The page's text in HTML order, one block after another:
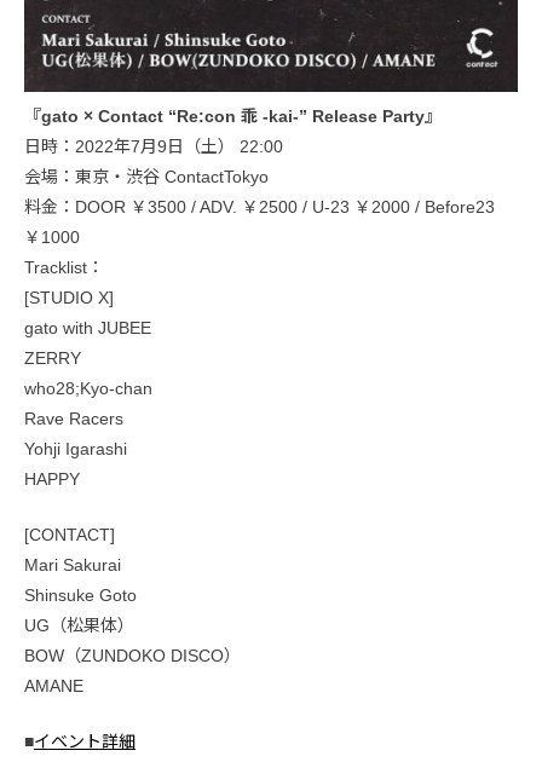
『gato × Contact “Re:con 乖 -kai-” Release Party』
日時：2022年7月9日（土） 22:00
会場：東京・渋谷 ContactTokyo
料金：DOOR ￥3500 / ADV. ￥2500 / U-23 ￥2000 / Before23
￥1000
Tracklist：
[STUDIO X]
gato with JUBEE
ZERRY
who28;Kyo-chan
Rave Racers
Yohji Igarashi
HAPPY
[CONTACT]
Mari Sakurai
Shinsuke Goto
UG（松果体）
BOW（ZUNDOKO DISCO）
AMANE
■イベント詳細